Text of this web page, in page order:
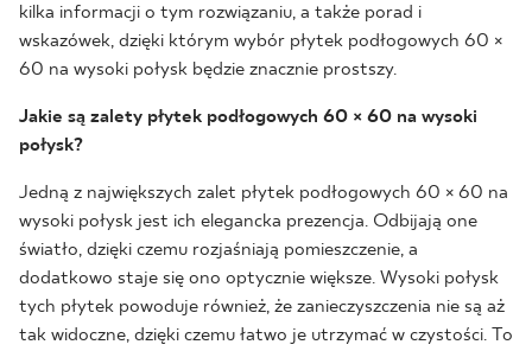
kilka informacji o tym rozwiązaniu, a także porad i
wskazówek, dzięki którym wybór płytek podłogowych 60 ×
60 na wysoki połysk będzie znacznie prostszy.
Jakie są zalety płytek podłogowych 60 × 60 na wysoki
połysk?
Jedną z największych zalet płytek podłogowych 60 × 60 na
wysoki połysk jest ich elegancka prezencja. Odbijają one
światło, dzięki czemu rozjaśniają pomieszczenie, a
dodatkowo staje się ono optycznie większe. Wysoki połysk
tych płytek powoduje również, że zanieczyszczenia nie są aż
tak widoczne, dzięki czemu łatwo je utrzymać w czystości. To